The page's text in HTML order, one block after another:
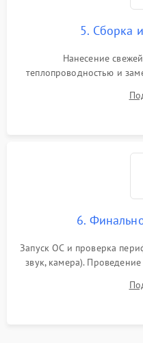
5. Сборка
Нанесение
теплопроводностью и
шлейфов, модулей памяти
6.
Запуск ОС и проверка
звук, камера). Проведение
для контроля
системы под